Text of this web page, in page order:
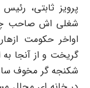
پرویز ثابتی،
شغلی اش صاحب
اواخر حکومت
گریخت و از آنجا
شکنجه گر مخوف